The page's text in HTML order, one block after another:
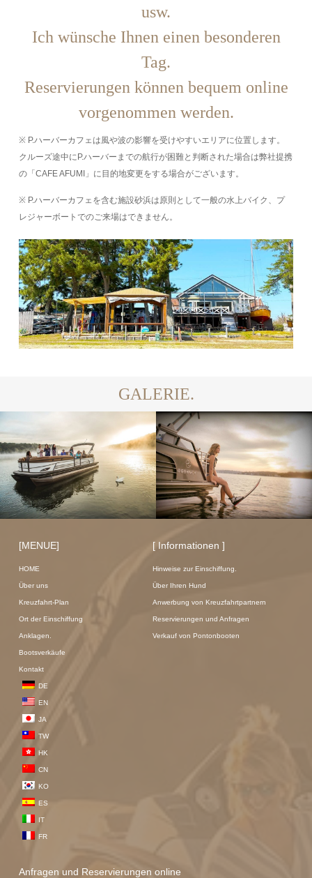
usw.
Ich wünsche Ihnen einen besonderen
Tag.
Reservierungen können bequem online
vorgenommen werden.
※ P.ハーバーカフェは風や波の影響を受けやすいエリアに位置します。
クルーズ途中にP.ハーバーまでの航行が困難と判断された場合は弊社提携
の「CAFE AFUMI」に目的地変更をする場合がございます。
※ P.ハーバーカフェを含む施設砂浜は原則として一般の水上バイク、プ
レジャーボートでのご来場はできません。
GALERIE.
[MENUE]
HOME
Über uns
Kreuzfahrt-Plan
Ort der Einschiffung
Anklagen.
Bootsverkäufe
Kontakt
DE
EN
JA
TW
HK
CN
KO
ES
IT
FR
[ Informationen ]
Hinweise zur Einschiffung.
Über Ihren Hund
Anwerbung von Kreuzfahrtpartnern
Reservierungen und Anfragen
Verkauf von Pontonbooten
Anfragen und Reservierungen online